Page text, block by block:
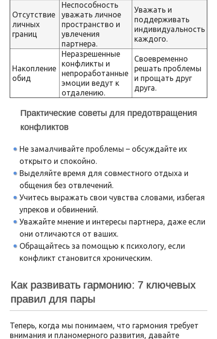
Отсутствие
личных
границ
Неспособность
уважать личное
пространство и
увлечения
партнера.
Уважать и
поддерживать
индивидуальность
каждого.
Накопление
обид
Неразрешенные
конфликты и
непроработанные
эмоции ведут к
отдалению.
Своевременно
решать проблемы
и прощать друг
друга.
Практические советы для предотвращения
конфликтов
Не замалчивайте проблемы – обсуждайте их
открыто и спокойно.
Выделяйте время для совместного отдыха и
общения без отвлечений.
Учитесь выражать свои чувства словами, избегая
упреков и обвинений.
Уважайте мнение и интересы партнера, даже если
они отличаются от ваших.
Обращайтесь за помощью к психологу, если
конфликт становится хроническим.
Как развивать гармонию: 7 ключевых
правил для пары
Теперь, когда мы понимаем, что гармония требует
внимания и планомерного развития, давайте